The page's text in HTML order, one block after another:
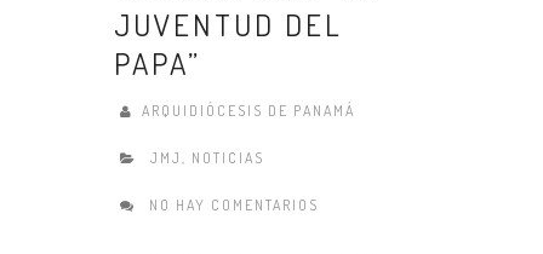
JUVENTUD DEL
PAPA”
ARQUIDIÓCESIS DE PANAMÁ
JMJ , NOTICIAS
NO HAY COMENTARIOS